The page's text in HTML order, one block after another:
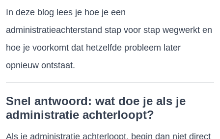
In deze blog lees je hoe je een
administratieachterstand stap voor stap wegwerkt en
hoe je voorkomt dat hetzelfde probleem later
opnieuw ontstaat.
Snel antwoord: wat doe je als je
administratie achterloopt?
Als je administratie achterloopt, begin dan niet direct